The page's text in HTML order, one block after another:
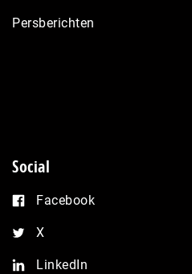
Persberichten
Social
Facebook
X
LinkedIn